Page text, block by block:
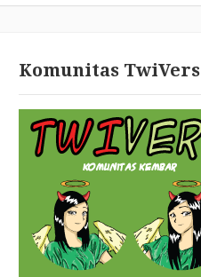
Komunitas TwiVers